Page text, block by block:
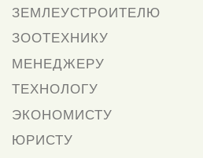
ЗЕМЛЕУСТРОИТЕЛЮ
ЗООТЕХНИКУ
МЕНЕДЖЕРУ
ТЕХНОЛОГУ
ЭКОНОМИСТУ
ЮРИСТУ